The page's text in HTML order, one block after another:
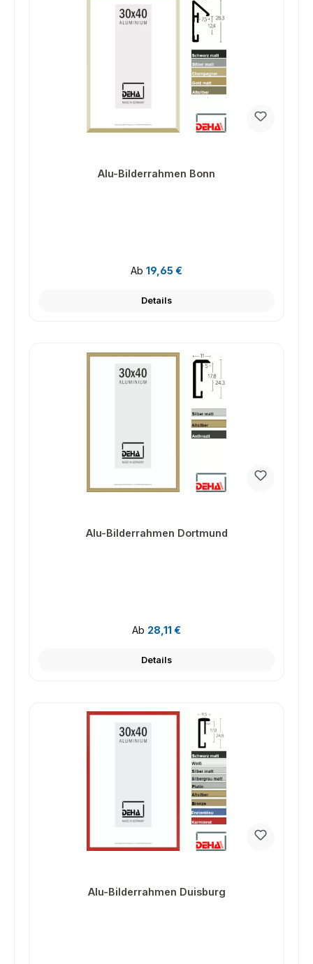
Alu-Bilderrahmen Bonn
Regulärer Preis:
Ab 19,65 €
Details
Alu-Bilderrahmen Dortmund
Regulärer Preis:
Ab 28,11 €
Details
Alu-Bilderrahmen Duisburg